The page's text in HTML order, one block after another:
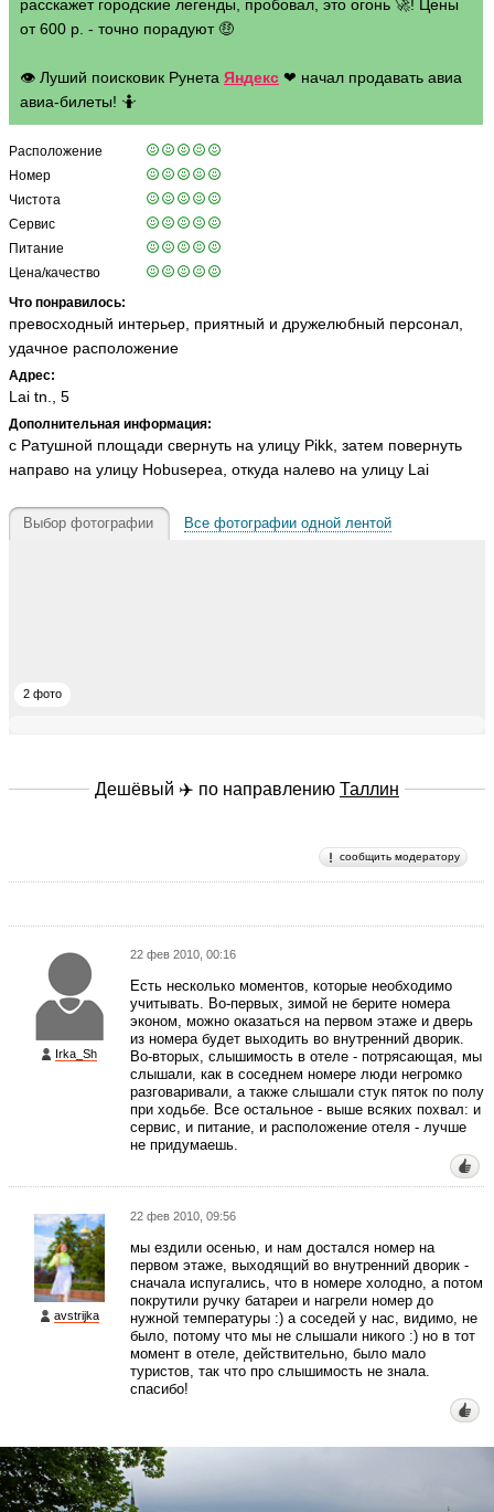
расскажет городские легенды, пробовал, это огонь 🚀! Цены
от 600 р. - точно порадуют 🤑
👁 Луший поисковик Рунета Яндекс ❤ начал продавать авиа
авиа-билеты! 🤷
Расположение
Номер
Чистота
Сервис
Питание
Цена/качество
Что понравилось:
превосходный интерьер, приятный и дружелюбный персонал,
удачное расположение
Адрес:
Lai tn., 5
Дополнительная информация:
с Ратушной площади свернуть на улицу Pikk, затем повернуть
направо на улицу Hobusepea, откуда налево на улицу Lai
Выбор фотографии Все фотографии одной лентой
2 фото
Дешёвый ✈️ по направлению Таллин
сообщить модератору
Irka_Sh
22 фев 2010, 00:16
Есть несколько моментов, которые необходимо
учитывать. Во-первых, зимой не берите номера
эконом, можно оказаться на первом этаже и дверь
из номера будет выходить во внутренний дворик.
Во-вторых, слышимость в отеле - потрясающая, мы
слышали, как в соседнем номере люди негромко
разговаривали, а также слышали стук пяток по полу
при ходьбе. Все остальное - выше всяких похвал: и
сервис, и питание, и расположение отеля - лучше
не придумаешь.
avstrijka
22 фев 2010, 09:56
мы ездили осенью, и нам достался номер на
первом этаже, выходящий во внутренний дворик -
сначала испугались, что в номере холодно, а потом
покрутили ручку батареи и нагрели номер до
нужной температуры :) а соседей у нас, видимо, не
было, потому что мы не слышали никого :) но в тот
момент в отеле, действительно, было мало
туристов, так что про слышимость не знала.
спасибо!